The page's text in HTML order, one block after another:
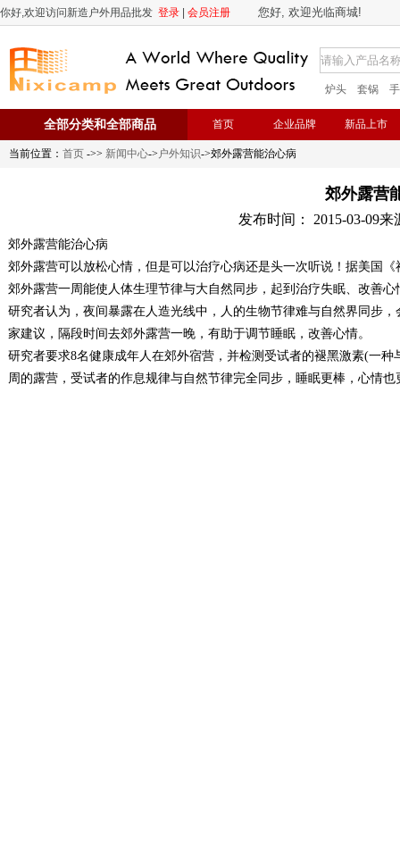
您好, 欢迎光临商城!
你好,欢迎访问新造户外用品批发 登录 会员注册
炉头 套锅
全部分类和全部商品 首页 企业品牌 新品上市
当前位置： 首页 ->> 新闻中心-> 户外知识->郊外露营能治心病
郊外露营
发布时间： 2015-03-09来
郊外露营能治心病
郊外露营可以放松心情，但是可以治疗心病还是头一次听说！据美国
郊外露营一周能使人体生理节律与大自然同步，起到治疗失眠、改善心
研究者认为，夜间暴露在人造光线中，人的生物节律难与自然界同步
家建议，隔段时间去郊外露营一晚，有助于调节睡眠，改善心情。
研究者要求8名健康成年人在郊外宿营，并检测受试者的褪黑激素(一
周的露营，受试者的作息规律与自然节律完全同步，睡眠更棒，心情也